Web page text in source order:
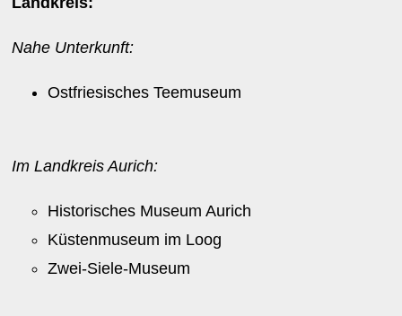
Nahe Unterkunft:
Ostfriesisches Teemuseum
Im Landkreis Aurich:
Historisches Museum Aurich
Küstenmuseum im Loog
Zwei-Siele-Museum